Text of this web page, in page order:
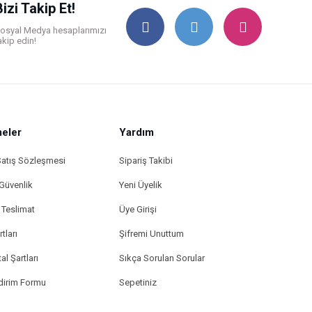
Takip Et!
Medya hesaplarımızı
edin!
Sözleşmesi
Şartları
Formu
Yardım
Sipariş Takibi
Yeni Üyelik
Üye Girişi
Şifremi Unuttum
Sıkça Sorulan Sorular
Sepetiniz